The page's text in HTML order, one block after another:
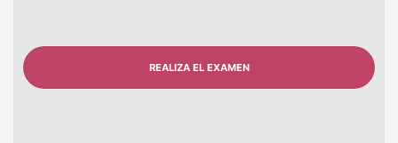
REALIZA EL EXAMEN